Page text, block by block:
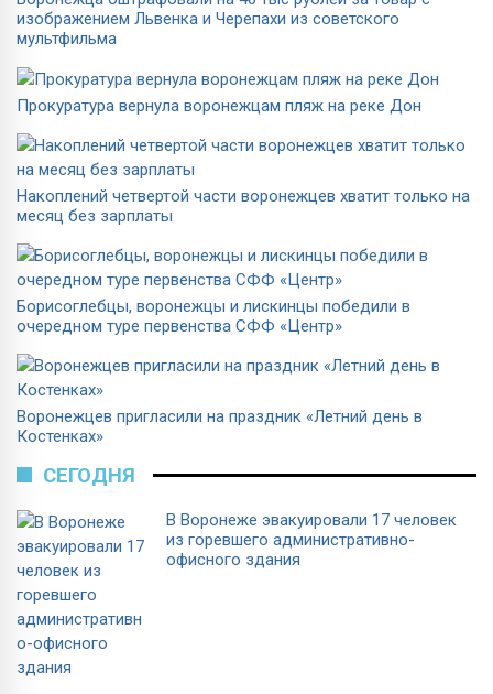
изображением Львенка и Черепахи из советского
мультфильма
Прокуратура вернула воронежцам пляж на реке Дон
Накоплений четвертой части воронежцев хватит только на
месяц без зарплаты
Борисоглебцы, воронежцы и лискинцы победили в
очередном туре первенства СФФ «Центр»
Воронежцев пригласили на праздник «Летний день в
Костенках»
СЕГОДНЯ
В Воронеже эвакуировали 17 человек
из горевшего административно-
офисного здания